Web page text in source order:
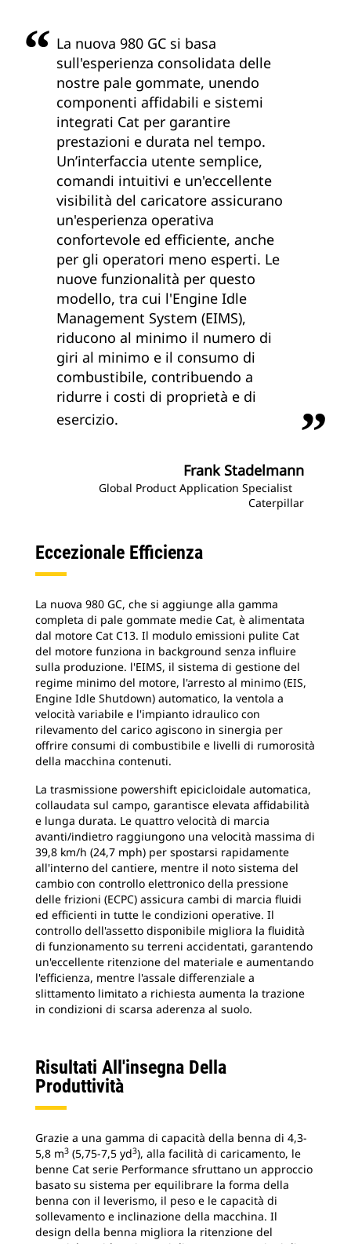
La nuova 980 GC si basa
sull'esperienza consolidata delle
nostre pale gommate, unendo
componenti affidabili e sistemi
integrati Cat per garantire
prestazioni e durata nel tempo.
Un’interfaccia utente semplice,
comandi intuitivi e un'eccellente
visibilità del caricatore assicurano
un'esperienza operativa
confortevole ed efficiente, anche
per gli operatori meno esperti. Le
nuove funzionalità per questo
modello, tra cui l'Engine Idle
Management System (EIMS),
riducono al minimo il numero di
giri al minimo e il consumo di
combustibile, contribuendo a
ridurre i costi di proprietà e di
esercizio.
Frank Stadelmann
Global Product Application Specialist
Caterpillar
Eccezionale Efficienza
La nuova 980 GC, che si aggiunge alla gamma
completa di pale gommate medie Cat, è alimentata
dal motore Cat C13. Il modulo emissioni pulite Cat
del motore funziona in background senza influire
sulla produzione. l'EIMS, il sistema di gestione del
regime minimo del motore, l'arresto al minimo (EIS,
Engine Idle Shutdown) automatico, la ventola a
velocità variabile e l'impianto idraulico con
rilevamento del carico agiscono in sinergia per
offrire consumi di combustibile e livelli di rumorosità
della macchina contenuti.
La trasmissione powershift epicicloidale automatica,
collaudata sul campo, garantisce elevata affidabilità
e lunga durata. Le quattro velocità di marcia
avanti/indietro raggiungono una velocità massima di
39,8 km/h (24,7 mph) per spostarsi rapidamente
all'interno del cantiere, mentre il noto sistema del
cambio con controllo elettronico della pressione
delle frizioni (ECPC) assicura cambi di marcia fluidi
ed efficienti in tutte le condizioni operative. Il
controllo dell'assetto disponibile migliora la fluidità
di funzionamento su terreni accidentati, garantendo
un'eccellente ritenzione del materiale e aumentando
l'efficienza, mentre l'assale differenziale a
slittamento limitato a richiesta aumenta la trazione
in condizioni di scarsa aderenza al suolo.
Risultati All'insegna Della
Produttività
Grazie a una gamma di capacità della benna di 4,3-
5,8 m3 (5,75-7,5 yd3), alla facilità di caricamento, le
benne Cat serie Performance sfruttano un approccio
basato su sistema per equilibrare la forma della
benna con il leverismo, il peso e le capacità di
sollevamento e inclinazione della macchina. Il
design della benna migliora la ritenzione del